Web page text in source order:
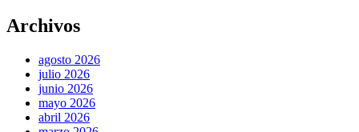
Archivos
agosto 2026
julio 2026
junio 2026
mayo 2026
abril 2026